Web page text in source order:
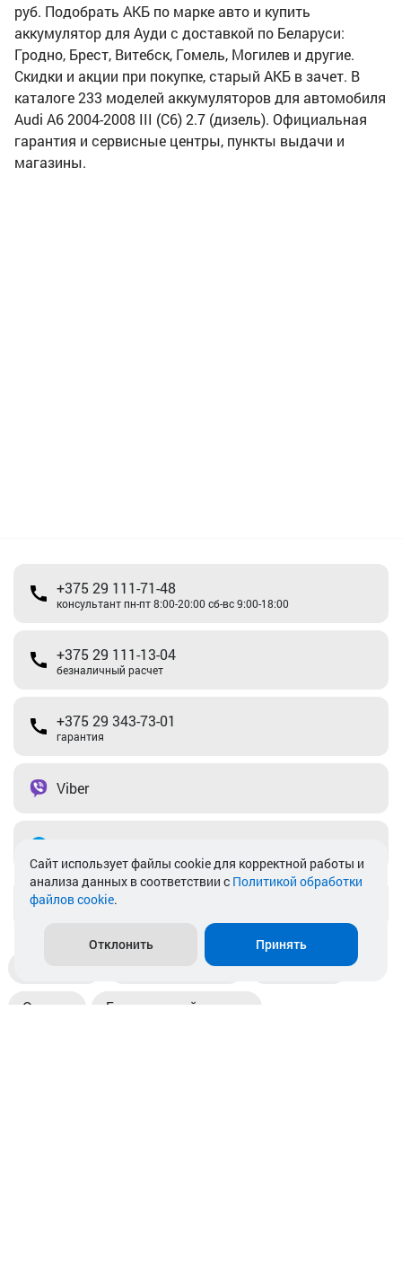
руб. Подобрать АКБ по марке авто и купить
аккумулятор для Ауди с доставкой по Беларуси:
Гродно, Брест, Витебск, Гомель, Могилев и другие.
Скидки и акции при покупке, старый АКБ в зачет. В
каталоге 233 моделей аккумуляторов для автомобиля
Audi A6 2004-2008 III (C6) 2.7 (дизель). Официальная
гарантия и сервисные центры, пункты выдачи и
магазины.
+375 29 111-71-48
консультант пн-пт 8:00-20:00 сб-вс 9:00-18:00
+375 29 111-13-04
безналичный расчет
+375 29 343-73-01
гарантия
Viber
info@akkamulik.by
Пункты выдачи Магазины
Оплата Безналичный расчет
Cайт использует файлы cookie для корректной работы и
анализа данных в соответствии с Политикой обработки
файлов cookie.
Отклонить Принять